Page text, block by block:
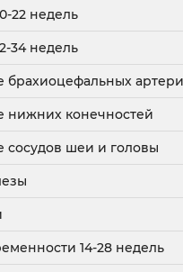
22 недель
34 недель
брахиоцефальных
нижних конечностей
сосудов шеи и головы
14-28 недель